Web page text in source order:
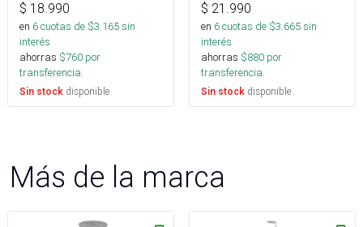
$ 18.990
en 6cuotas de $3.165sin
interés
ahorras $760 por
transferencia.
Sin stock disponible
$ 21.990
en 6cuotas de $3.665sin
interés
ahorras $880 por
transferencia.
Sin stock disponible
Más de la marca